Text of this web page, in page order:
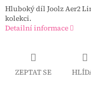
Hluboký díl Joolz Aer2
kolekci.
Detailní informace
ZEPTAT SE